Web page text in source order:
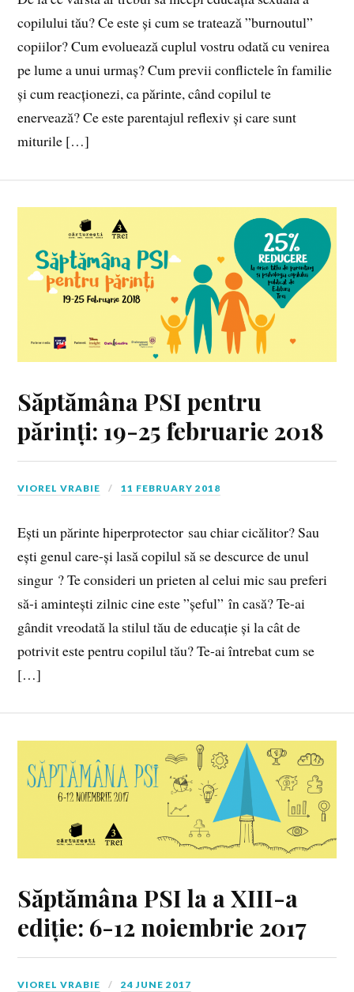
copilului tău? Ce este și cum se tratează ”burnoutul”
copiilor? Cum evoluează cuplul vostru odată cu venirea
pe lume a unui urmaș? Cum previi conflictele în familie
și cum reacționezi, ca părinte, când copilul te
enervează? Ce este parentajul reflexiv și care sunt
miturile […]
Săptămâna PSI pentru
părinți: 19-25 februarie 2018
VIOREL VRABIE 11 FEBRUARY 2018
Ești un părinte hiperprotector sau chiar cicălitor? Sau
ești genul care-și lasă copilul să se descurce de unul
singur ? Te consideri un prieten al celui mic sau preferi
să-i amintești zilnic cine este ”șeful” în casă? Te-ai
gândit vreodată la stilul tău de educație și la cât de
potrivit este pentru copilul tău? Te-ai întrebat cum se
[…]
Săptămâna PSI la a XIII-a
ediție: 6-12 noiembrie 2017
VIOREL VRABIE 24 JUNE 2017